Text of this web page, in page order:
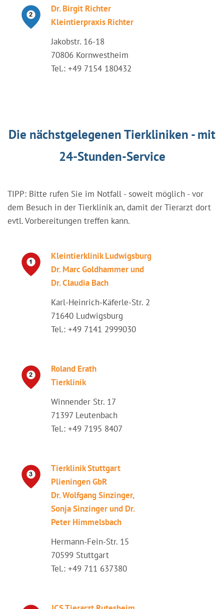
Dr. Birgit Richter
Kleintierpraxis Richter
Jakobstr. 16-18
70806 Kornwestheim
Tel.: +49 7154 180432
Die nächstgelegenen Tierkliniken - mit
24-Stunden-Service
TIPP: Bitte rufen Sie im Notfall - soweit möglich - vor
dem Besuch in der Tierklinik an, damit der Tierarzt dort
evtl. Vorbereitungen treffen kann.
Kleintierklinik Ludwigsburg
Dr. Marc Goldhammer und
Dr. Claudia Bach
Karl-Heinrich-Käferle-Str. 2
71640 Ludwigsburg
Tel.: +49 7141 2999030
Roland Erath
Tierklinik
Winnender Str. 17
71397 Leutenbach
Tel.: +49 7195 8407
Tierklinik Stuttgart
Plieningen GbR
Dr. Wolfgang Sinzinger,
Sonja Sinzinger und Dr.
Peter Himmelsbach
Hermann-Fein-Str. 15
70599 Stuttgart
Tel.: +49 711 637380